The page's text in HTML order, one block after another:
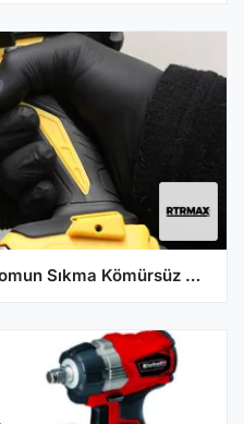
RTX2028B Şarjlı Darbeli Somun Sıkma Kömürsüz Motor